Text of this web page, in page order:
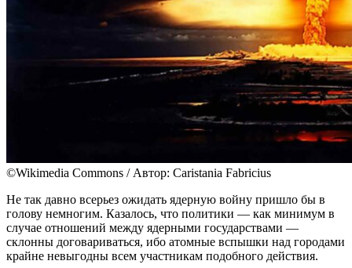
©Wikimedia Commons / Автор: Caristania Fabricius
Не так давно всерьез ожидать ядерную войну пришло бы в
голову немногим. Казалось, что политики — как минимум в
случае отношений между ядерными государствами —
склонны договариваться, ибо атомные вспышки над городами
крайне невыгодны всем участникам подобного действия.